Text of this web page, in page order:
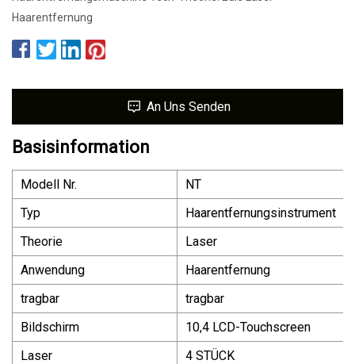
Haarentfernung
An Uns Senden
Basisinformation
Modell Nr.
NT
Typ
Haarentfernungsinstrument
Theorie
Laser
Anwendung
Haarentfernung
tragbar
tragbar
Bildschirm
10,4 LCD-Touchscreen
Laser
4 STÜCK